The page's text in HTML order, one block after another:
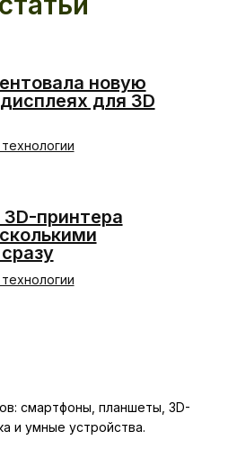
новую
для 3D
принтера
смартфоны, планшеты, 3D-
и умные устройства.